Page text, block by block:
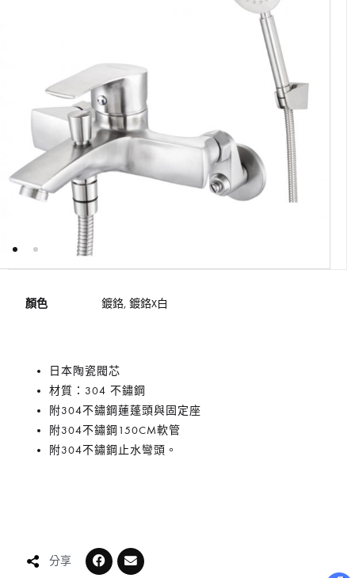
顏色 鍍鉻, 鍍鉻X白
日本陶瓷閥芯
材質：304 不鏽鋼
附304不鏽鋼蓮蓬頭與固定座
附304不鏽鋼150CM軟管
附304不鏽鋼止水彎頭。
分享